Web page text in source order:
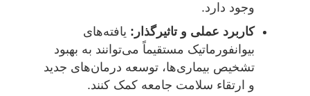
وجود دارد.
کاربرد عملی و تاثیرگذار: یافته‌های
بیوانفورماتیک مستقیماً می‌توانند به بهبود
تشخیص بیماری‌ها، توسعه درمان‌های جدید
و ارتقاء سلامت جامعه کمک کنند.